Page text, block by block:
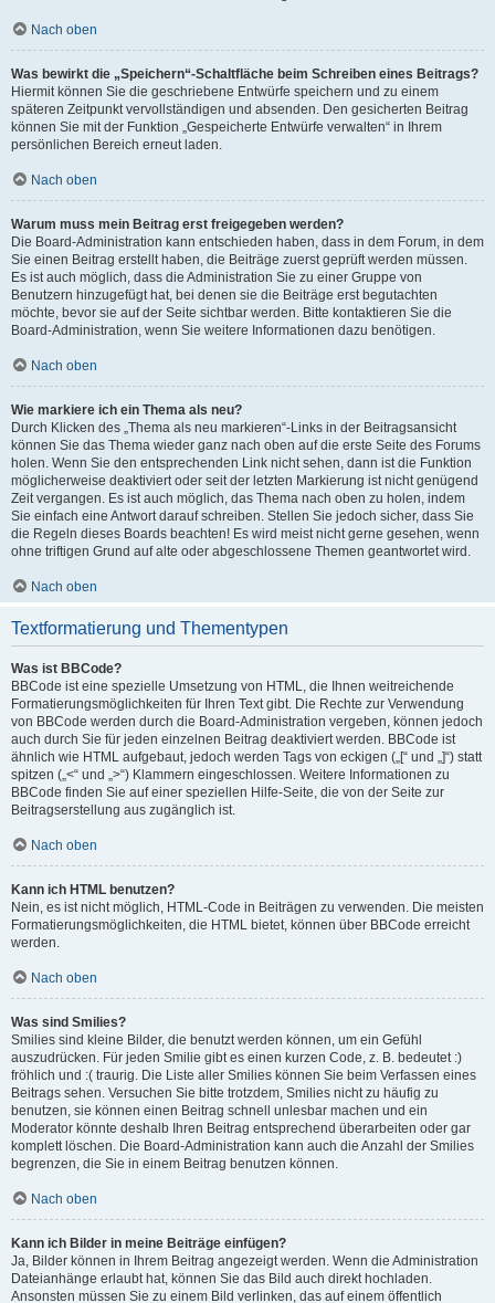
Nach oben
Was bewirkt die „Speichern“-Schaltfläche beim Schreiben eines Beitrags?
Hiermit können Sie die geschriebene Entwürfe speichern und zu einem
späteren Zeitpunkt vervollständigen und absenden. Den gesicherten Beitrag
können Sie mit der Funktion „Gespeicherte Entwürfe verwalten“ in Ihrem
persönlichen Bereich erneut laden.
Nach oben
Warum muss mein Beitrag erst freigegeben werden?
Die Board-Administration kann entschieden haben, dass in dem Forum, in dem
Sie einen Beitrag erstellt haben, die Beiträge zuerst geprüft werden müssen.
Es ist auch möglich, dass die Administration Sie zu einer Gruppe von
Benutzern hinzugefügt hat, bei denen sie die Beiträge erst begutachten
möchte, bevor sie auf der Seite sichtbar werden. Bitte kontaktieren Sie die
Board-Administration, wenn Sie weitere Informationen dazu benötigen.
Nach oben
Wie markiere ich ein Thema als neu?
Durch Klicken des „Thema als neu markieren“-Links in der Beitragsansicht
können Sie das Thema wieder ganz nach oben auf die erste Seite des Forums
holen. Wenn Sie den entsprechenden Link nicht sehen, dann ist die Funktion
möglicherweise deaktiviert oder seit der letzten Markierung ist nicht genügend
Zeit vergangen. Es ist auch möglich, das Thema nach oben zu holen, indem
Sie einfach eine Antwort darauf schreiben. Stellen Sie jedoch sicher, dass Sie
die Regeln dieses Boards beachten! Es wird meist nicht gerne gesehen, wenn
ohne triftigen Grund auf alte oder abgeschlossene Themen geantwortet wird.
Nach oben
Textformatierung und Thementypen
Was ist BBCode?
BBCode ist eine spezielle Umsetzung von HTML, die Ihnen weitreichende
Formatierungsmöglichkeiten für Ihren Text gibt. Die Rechte zur Verwendung
von BBCode werden durch die Board-Administration vergeben, können jedoch
auch durch Sie für jeden einzelnen Beitrag deaktiviert werden. BBCode ist
ähnlich wie HTML aufgebaut, jedoch werden Tags von eckigen („[“ und „]“) statt
spitzen („<“ und „>“) Klammern eingeschlossen. Weitere Informationen zu
BBCode finden Sie auf einer speziellen Hilfe-Seite, die von der Seite zur
Beitragserstellung aus zugänglich ist.
Nach oben
Kann ich HTML benutzen?
Nein, es ist nicht möglich, HTML-Code in Beiträgen zu verwenden. Die meisten
Formatierungsmöglichkeiten, die HTML bietet, können über BBCode erreicht
werden.
Nach oben
Was sind Smilies?
Smilies sind kleine Bilder, die benutzt werden können, um ein Gefühl
auszudrücken. Für jeden Smilie gibt es einen kurzen Code, z. B. bedeutet :)
fröhlich und :( traurig. Die Liste aller Smilies können Sie beim Verfassen eines
Beitrags sehen. Versuchen Sie bitte trotzdem, Smilies nicht zu häufig zu
benutzen, sie können einen Beitrag schnell unlesbar machen und ein
Moderator könnte deshalb Ihren Beitrag entsprechend überarbeiten oder gar
komplett löschen. Die Board-Administration kann auch die Anzahl der Smilies
begrenzen, die Sie in einem Beitrag benutzen können.
Nach oben
Kann ich Bilder in meine Beiträge einfügen?
Ja, Bilder können in Ihrem Beitrag angezeigt werden. Wenn die Administration
Dateianhänge erlaubt hat, können Sie das Bild auch direkt hochladen.
Ansonsten müssen Sie zu einem Bild verlinken, das auf einem öffentlich